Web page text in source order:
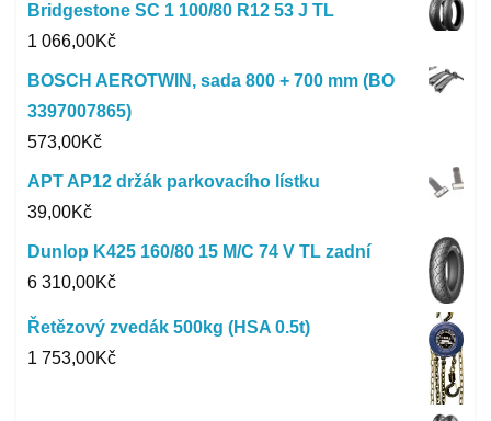
Bridgestone SC 1 100/80 R12 53 J TL
1 066,00Kč
BOSCH AEROTWIN, sada 800 + 700 mm (BO
3397007865)
573,00Kč
APT AP12 držák parkovacího lístku
39,00Kč
Dunlop K425 160/80 15 M/C 74 V TL zadní
6 310,00Kč
Řetězový zvedák 500kg (HSA 0.5t)
1 753,00Kč